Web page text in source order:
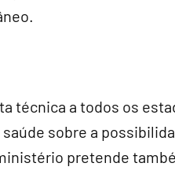
técnica a todos os
sobre a
pretende